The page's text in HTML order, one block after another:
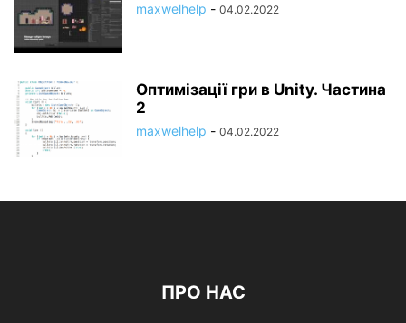
maxwelhelp - 04.02.2022
Оптимізації гри в Unity. Частина
2
maxwelhelp - 04.02.2022
ПРО НАС